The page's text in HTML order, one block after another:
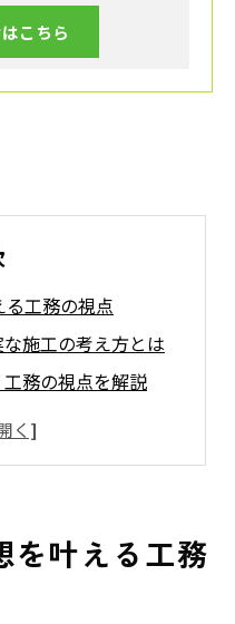
こちら
工務の視点
施工の考え方とは
務の視点を解説
施工の現場対応
くりで担う役割
品質につながる理由
を叶える工務